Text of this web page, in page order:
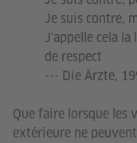
Je suis contre,
J'appelle cela
de respect
--- Die Ärzte,
Que faire lorsque les
extérieure ne